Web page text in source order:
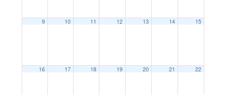
9 10 11 12 13 14 15
16 17 18 19 20 21 22